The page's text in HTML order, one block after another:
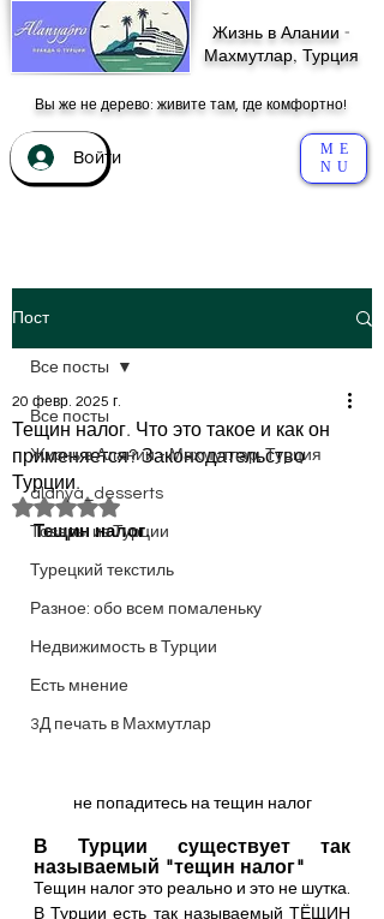
Жизнь в Алании -
Махмутлар, Турция
Вы же не дерево: живите там, где комфортно!
Войти
ME
NU
Пост
Все посты
Жизнь в Алании - Махмутлар, Турция
alanya_desserts
Товары из Турции
Турецкий текстиль
Разное: обо всем помаленьку
Недвижимость в Турции
Есть мнение
3Д печать в Махмутлар
Все посты
Тещин налог. Что это такое и как он
применяется? Законодательство
Турции.
20 февр. 2025 г.
Оценка: не число из 5 звезд.
Тещин налог.
не попадитесь на тещин налог
В Турции существует так
называемый "тещин налог"
Тещин налог это реально и это не шутка.
В Турции есть так называемый ТЁЩИН